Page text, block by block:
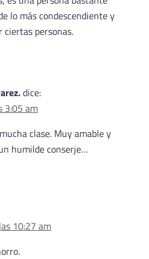
lo más condescendiente y
ciertas personas.
dice:
3:05 am
clase. Muy amable y
humilde conserje…
10:27 am